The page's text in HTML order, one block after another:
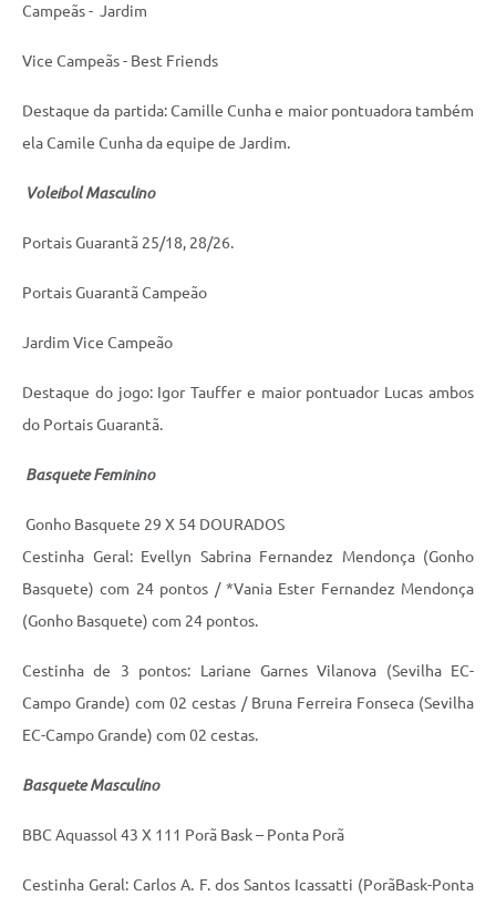
Campeãs - Jardim
Vice Campeãs - Best Friends
Destaque da partida: Camille Cunha e maior pontuadora também
ela Camile Cunha da equipe de Jardim.
Voleibol Masculino
Portais Guarantã 25/18, 28/26.
Portais Guarantã Campeão
Jardim Vice Campeão
Destaque do jogo: Igor Tauffer e maior pontuador Lucas ambos
do Portais Guarantã.
Basquete Feminino
Gonho Basquete 29 X 54 DOURADOS
Cestinha Geral: Evellyn Sabrina Fernandez Mendonça (Gonho
Basquete) com 24 pontos / *Vania Ester Fernandez Mendonça
(Gonho Basquete) com 24 pontos.
Cestinha de 3 pontos: Lariane Garnes Vilanova (Sevilha EC-
Campo Grande) com 02 cestas / Bruna Ferreira Fonseca (Sevilha
EC-Campo Grande) com 02 cestas.
Basquete Masculino
BBC Aquassol 43 X 111 Porã Bask – Ponta Porã
Cestinha Geral: Carlos A. F. dos Santos Icassatti (PorãBask-Ponta